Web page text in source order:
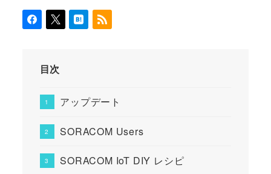
目次
アップデート
SORACOM Users
SORACOM IoT DIY レシピ